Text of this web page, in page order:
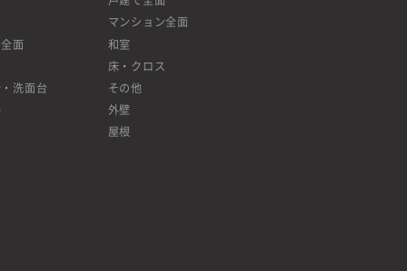
面
洗面台
マンション全面
和室
床・クロス
その他
外壁
屋根